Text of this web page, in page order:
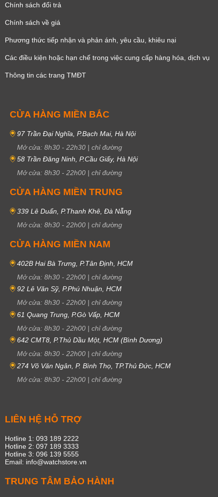
Chính sách đổi trả
Chính sách về giá
Phương thức tiếp nhận và phản ánh, yêu cầu, khiêu nại
Các điều kiện hoặc hạn chế trong việc cung cấp hàng hóa, dịch vụ
Thông tin các trang TMĐT
CỬA HÀNG MIỀN BẮC
97 Trần Đại Nghĩa, P.Bạch Mai, Hà Nội
Mở cửa: 8h30 - 22h30 | chỉ đường
58 Trần Đăng Ninh, P.Cầu Giấy, Hà Nội
Mở cửa: 8h30 - 22h00 | chỉ đường
CỬA HÀNG MIỀN TRUNG
339 Lê Duẩn, P.Thanh Khê, Đà Nẵng
Mở cửa: 8h30 - 22h00 | chỉ đường
CỬA HÀNG MIỀN NAM
402B Hai Bà Trưng, P.Tân Định, HCM
Mở cửa: 8h30 - 22h00 | chỉ đường
92 Lê Văn Sỹ, P.Phú Nhuận, HCM
Mở cửa: 8h30 - 22h00 | chỉ đường
61 Quang Trung, P.Gò Vấp, HCM
Mở cửa: 8h30 - 22h00 | chỉ đường
642 CMT8, P.Thủ Dầu Một, HCM (Bình Dương)
Mở cửa: 8h30 - 22h00 | chỉ đường
274 Võ Văn Ngân, P. Bình Thọ, TP.Thủ Đức, HCM
Mở cửa: 8h30 - 22h00 | chỉ đường
LIÊN HỆ HỖ TRỢ
Hotline 1: 093 189 2222
Hotline 2: 097 189 3333
Hotline 3: 096 139 5555
Email: info@watchstore.vn
TRUNG TÂM BẢO HÀNH